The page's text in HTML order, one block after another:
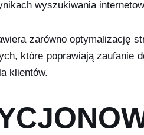
wyszukiwania
zarówno optymalizację
które poprawiają zaufanie
klientów.